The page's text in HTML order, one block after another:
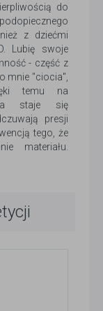
do
z dziećmi
Lubię swoje
- część z
mnie "ciocia",
temu na
staje się
presji
tego, że
materiału.